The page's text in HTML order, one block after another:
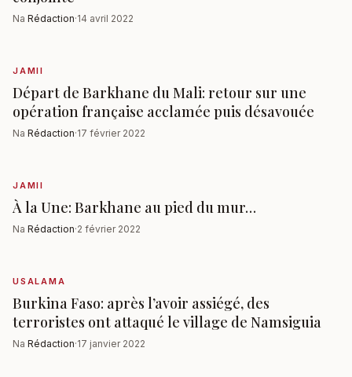
Na Rédaction·14 avril 2022
JAMII
Départ de Barkhane du Mali: retour sur une
opération française acclamée puis désavouée
Na Rédaction·17 février 2022
JAMII
À la Une: Barkhane au pied du mur…
Na Rédaction·2 février 2022
USALAMA
Burkina Faso: après l’avoir assiégé, des
terroristes ont attaqué le village de Namsiguia
Na Rédaction·17 janvier 2022